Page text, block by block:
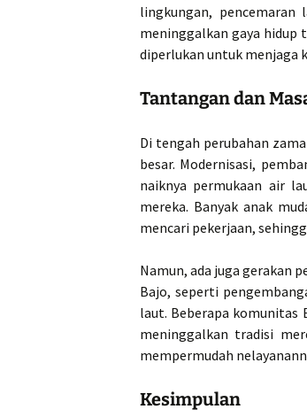
lingkungan, pencemaran
meninggalkan gaya hidup
diperlukan untuk menjaga
Tantangan dan
Di tengah perubahan
besar. Modernisasi,
naiknya permukaan air
mereka. Banyak anak
mencari pekerjaan,
Namun, ada juga gerakan
Bajo, seperti
laut. Beberapa komunitas
meninggalkan tradisi
mempermudah
Kesimpulan